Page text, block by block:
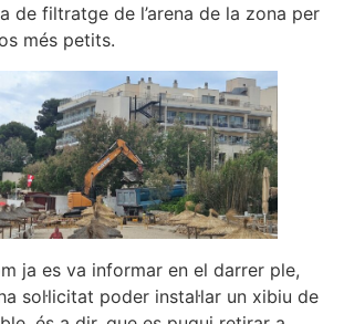
de filtratge de l’arena de la zona per
més petits.
ja es va informar en el darrer ple,
sol·licitat poder instal·lar un xibiu de